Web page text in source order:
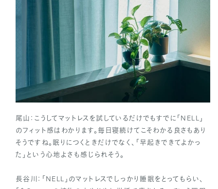
尾山：こうしてマットレスを試しているだけでもすでに「NELL」
のフィット感はわかります。毎日寝続けてこそわかる良さもあり
そうですね。眠りにつくときだけでなく、「早起きできてよかっ
た」という心地よさも感じられそう。
長谷川：「NELL」のマットレスでしっかり睡眠をとってもらい、